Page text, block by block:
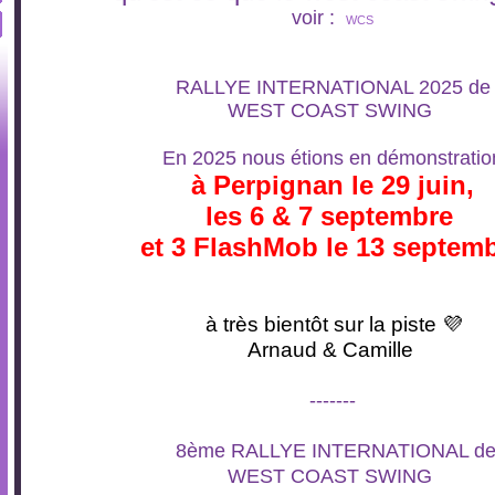
voir : WCS
RALLYE INTERNATIONAL 2025 de
WEST COAST SWING
En 2025 nous étions en
à Perpignan le 29 juin,
les 6 & 7 septembre
et 3 FlashMob le 13
à très bientôt sur la piste 💜
Arnaud & Camille
-------
8ème RALLYE INTERNATIONAL de
WEST COAST SWING